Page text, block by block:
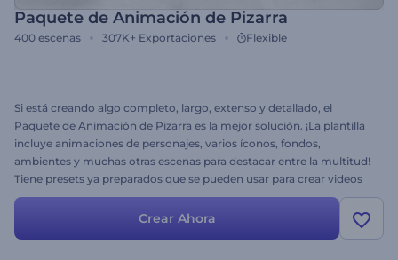
Paquete de Animación de Pizarra
400 escenas 307K+ Exportaciones Flexible
Si está creando algo completo, largo, extenso y detallado, el
Paquete de Animación de Pizarra es la mejor solución. ¡La plantilla
incluye animaciones de personajes, varios íconos, fondos,
ambientes y muchas otras escenas para destacar entre la multitud!
Tiene presets ya preparados que se pueden usar para crear videos
para servicios, negocios, startups, empresas y mucho más.
Crear Ahora